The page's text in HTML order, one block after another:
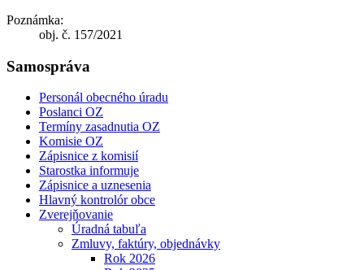
Poznámka:
obj. č. 157/2021
Samospráva
Personál obecného úradu
Poslanci OZ
Termíny zasadnutia OZ
Komisie OZ
Zápisnice z komisií
Starostka informuje
Zápisnice a uznesenia
Hlavný kontrolór obce
Zverejňovanie
Úradná tabuľa
Zmluvy, faktúry, objednávky
Rok 2026